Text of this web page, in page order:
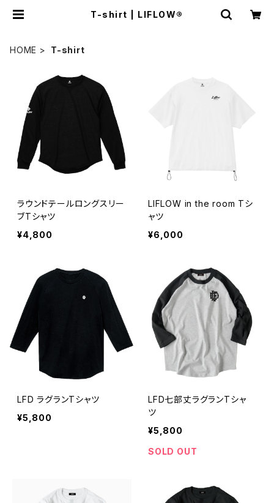
T-shirt | LIFLOW®︎
HOME T-shirt
ラウンドテールロングスリー
ブTシャツ
¥4,800
LIFLOW in the room Tシ
ャツ
¥6,000
LFD ラグランTシャツ
¥5,800
LFD七部丈ラグランTシャ
ツ
¥5,800
SOLD OUT